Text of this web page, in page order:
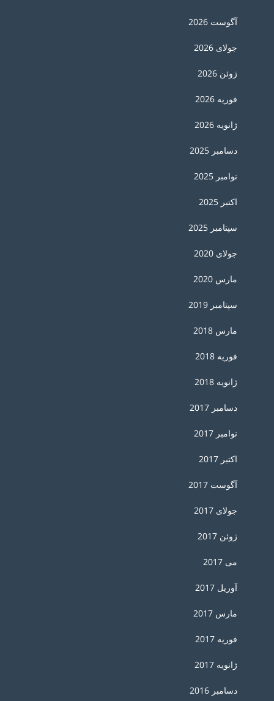
آگوست 2026
جولای 2026
ژوئن 2026
فوریه 2026
ژانویه 2026
دسامبر 2025
نوامبر 2025
اکتبر 2025
سپتامبر 2025
جولای 2020
مارس 2020
سپتامبر 2019
مارس 2018
فوریه 2018
ژانویه 2018
دسامبر 2017
نوامبر 2017
اکتبر 2017
آگوست 2017
جولای 2017
ژوئن 2017
می 2017
آوریل 2017
مارس 2017
فوریه 2017
ژانویه 2017
دسامبر 2016